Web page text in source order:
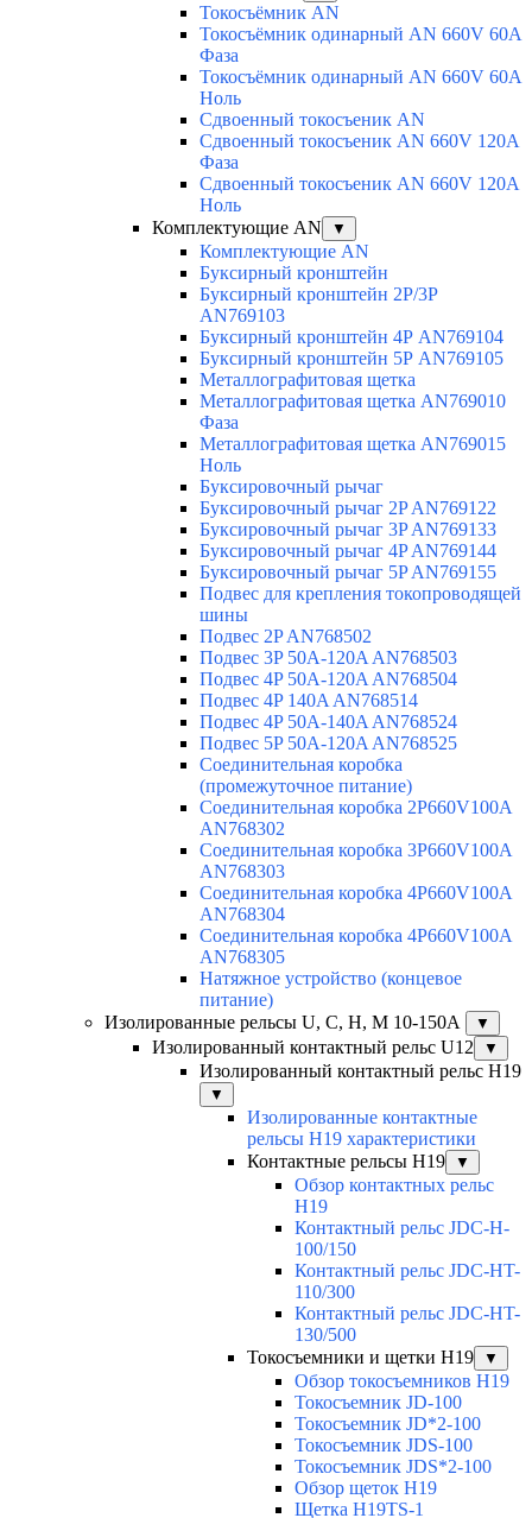
Токосъёмник AN
Токосъёмник одинарный AN 660V 60A
Фаза
Токосъёмник одинарный AN 660V 60A
Ноль
Сдвоенный токосъеник AN
Сдвоенный токосъеник AN 660V 120A
Фаза
Сдвоенный токосъеник AN 660V 120A
Ноль
Комплектующие AN
▼
Комплектующие AN
Буксирный кронштейн
Буксирный кронштейн 2Р/3Р
AN769103
Буксирный кронштейн 4Р AN769104
Буксирный кронштейн 5Р AN769105
Металлографитовая щетка
Металлографитовая щетка AN769010
Фаза
Металлографитовая щетка AN769015
Ноль
Буксировочный рычаг
Буксировочный рычаг 2P AN769122
Буксировочный рычаг 3P AN769133
Буксировочный рычаг 4P AN769144
Буксировочный рычаг 5P AN769155
Подвес для крепления токопроводящей
шины
Подвес 2P AN768502
Подвес 3P 50A-120A AN768503
Подвес 4P 50A-120A AN768504
Подвес 4P 140A AN768514
Подвес 4P 50A-140A AN768524
Подвес 5P 50A-120A AN768525
Соединительная коробка
(промежуточное питание)
Соединительная коробка 2P660V100A
AN768302
Соединительная коробка 3P660V100A
AN768303
Соединительная коробка 4P660V100A
AN768304
Соединительная коробка 4P660V100A
AN768305
Натяжное устройство (концевое
питание)
Изолированные рельсы U, C, H, M 10-150А
▼
Изолированный контактный рельс U12 ▼
Изолированный контактный рельс Н19
▼
Изолированные контактные
рельсы Н19 характеристики
Контактные рельсы H19
▼
Обзор контактных рельс
H19
Контактный рельс JDC-H-
100/150
Контактный рельс JDC-HT-
110/300
Контактный рельс JDC-HT-
130/500
Токосъемники и щетки H19
▼
Обзор токосъемников H19
Токосъемник JD-100
Токосъемник JD*2-100
Токосъемник JDS-100
Токосъемник JDS*2-100
Обзор щеток H19
Щетка H19TS-1